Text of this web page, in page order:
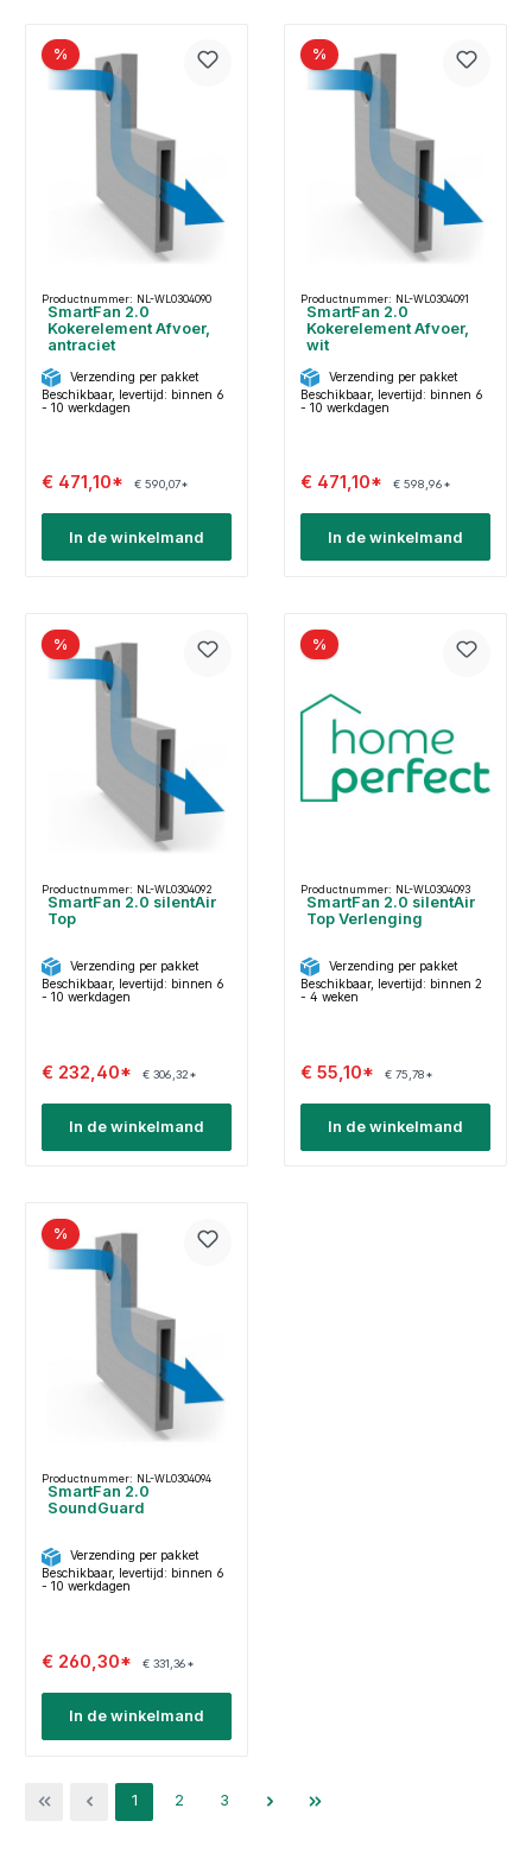
%
Productnummer: NL-WL0304090
SmartFan 2.0
Kokerelement Afvoer,
antraciet
Verzending per pakket
Beschikbaar, levertijd: binnen 6
- 10 werkdagen
€ 471,10* € 590,07*
In de winkelmand
%
Productnummer: NL-WL0304091
SmartFan 2.0
Kokerelement Afvoer,
wit
Verzending per pakket
Beschikbaar, levertijd: binnen 6
- 10 werkdagen
€ 471,10* € 598,96*
In de winkelmand
%
Productnummer: NL-WL0304092
SmartFan 2.0 silentAir
Top
Verzending per pakket
Beschikbaar, levertijd: binnen 6
- 10 werkdagen
€ 232,40* € 306,32*
In de winkelmand
%
Productnummer: NL-WL0304093
SmartFan 2.0 silentAir
Top Verlenging
Verzending per pakket
Beschikbaar, levertijd: binnen 2
- 4 weken
€ 55,10* € 75,78*
In de winkelmand
%
Productnummer: NL-WL0304094
SmartFan 2.0
SoundGuard
Verzending per pakket
Beschikbaar, levertijd: binnen 6
- 10 werkdagen
€ 260,30* € 331,36*
In de winkelmand
Pagina
1 Pagina
2 Pagina
3